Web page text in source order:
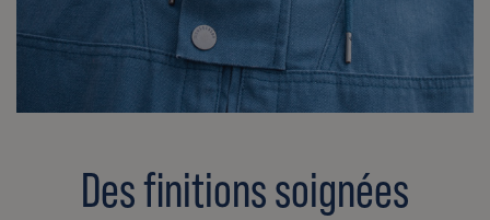
Des finitions soignées